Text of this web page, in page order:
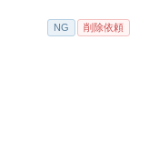
NG 削除依頼